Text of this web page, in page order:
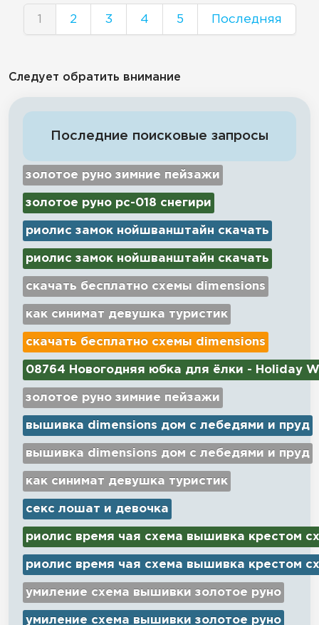
1 2 3 4 5 Последняя
Следует обратить внимание
Последние поисковые запросы
золотое руно зимние пейзажи
золотое руно рс-018 снегири
риолис замок нойшванштайн скачать
риолис замок нойшванштайн скачать
скачать бесплатно схемы dimensions
как синимат девушка туристик
скачать бесплатно схемы dimensions
08764 Новогодняя юбка для ёлки - Holiday
золотое руно зимние пейзажи
вышивка dimensions дом с лебедями и пруд
вышивка dimensions дом с лебедями и пруд
как синимат девушка туристик
секс лошат и девочка
риолис время чая схема вышивка крестом
риолис время чая схема вышивка крестом
умиление схема вышивки золотое руно
умиление схема вышивки золотое руно